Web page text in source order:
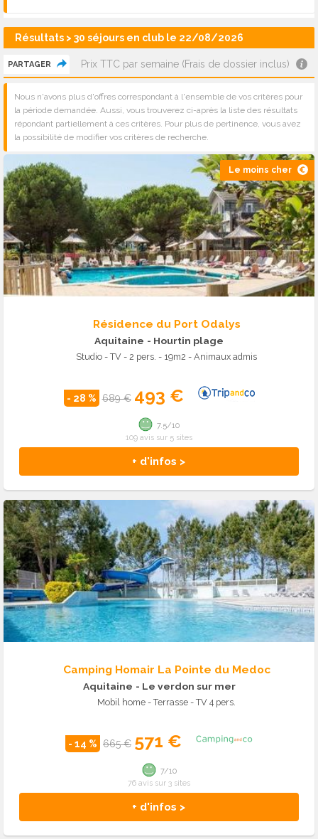
Résultats > 30 séjours en club le 22/08/2026
PARTAGER Prix TTC par semaine (Frais de dossier inclus)
Nous n'avons plus d'offres correspondant à l'ensemble de vos critères pour
la période demandée. Aussi, vous trouverez ci-après la liste des résultats
répondant partiellement à ces critères. Pour plus de pertinence, vous avez
la possibilité de modifier vos critères de recherche.
Le moins cher
Résidence du Port Odalys
Aquitaine - Hourtin plage
Studio - TV - 2 pers. - 19m2 - Animaux admis
- 28 % 689 € 493 €
+ d'infos >
7.5/10
109 avis sur 5 sites
Camping Homair La Pointe du Medoc
Aquitaine - Le verdon sur mer
Mobil home - Terrasse - TV 4 pers.
- 14 % 665 € 571 €
+ d'infos >
7/10
76 avis sur 3 sites